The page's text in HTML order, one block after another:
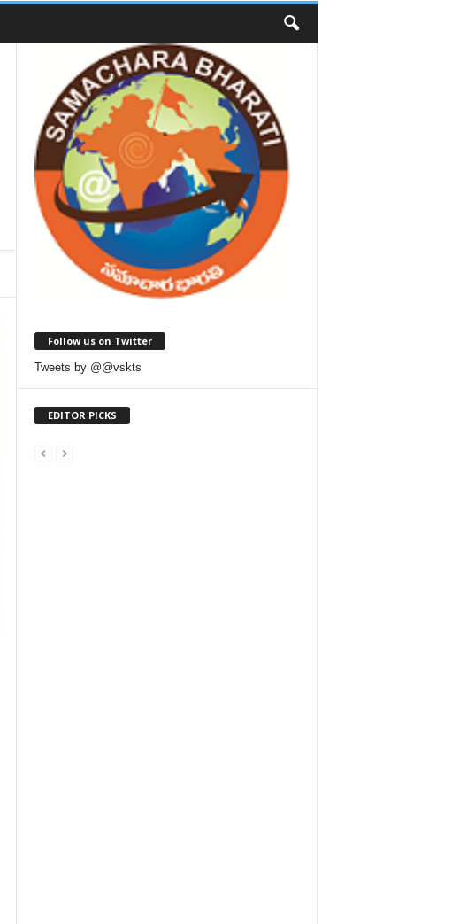
Follow us on Twitter
Tweets by @@vskts
EDITOR PICKS